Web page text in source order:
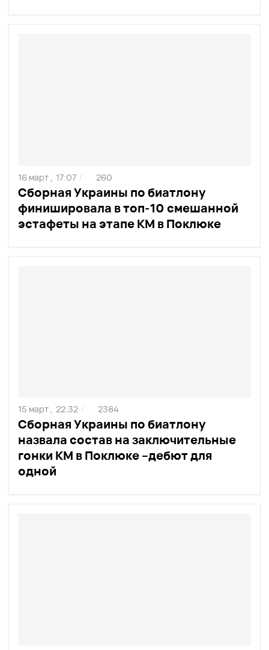
Сборная Украины по биатлону
финишировала в топ-10 смешанной
эстафеты на этапе КМ в Поклюке
16 март , 17:07 / 260
Сборная Украины по биатлону
назвала состав на заключительные
гонки КМ в Поклюке –дебют для
одной
15 март , 22:32 / 2384